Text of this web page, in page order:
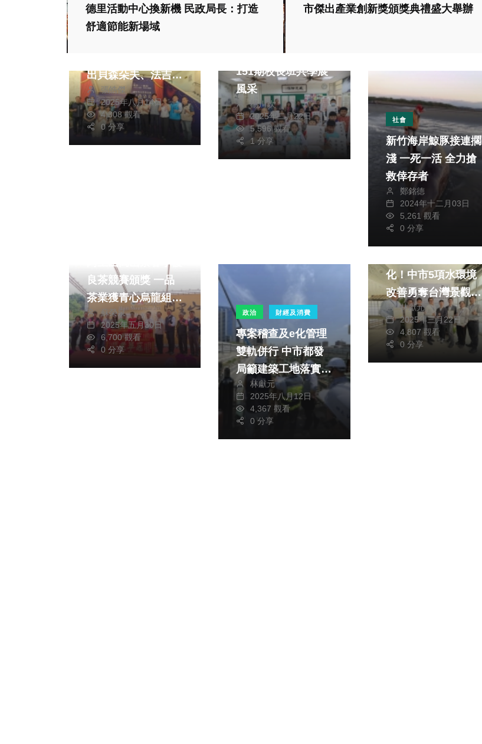
德里活動中心換新機 民政局長：打造
舒適節能新場域
市傑出產業創新獎頒獎典禮盛大舉辦
出貝森朵夫、法吉歐
利世界名琴共享體驗
張皓傑
2025年八月14日
4,308 觀看
0 分享
中市清水區東山國小
151期校長班共學展
風采
楊川欽
2025年二月22日
5,596 觀看
1 分享
社會
新竹海岸鯨豚接連擱
淺 一死一活 全力搶
救倖存者
鄭銘德
2024年十二月03日
5,261 觀看
0 分享
阿里山高山茶春季優
良茶競賽頒獎 一品
茶業獲青心烏龍組特
等獎蘇榮泉
2025年五月30日
6,700 觀看
0 分享
政治 財經及消費
專案稽查及e化管理
雙軌併行 中市都發
局籲建築工地落實防
颱措施
林獻元
2025年八月12日
4,367 觀看
0 分享
化！中市5項水環境
改善勇奪台灣景觀大
獎 林獻元
2025年三月22日
4,807 觀看
0 分享